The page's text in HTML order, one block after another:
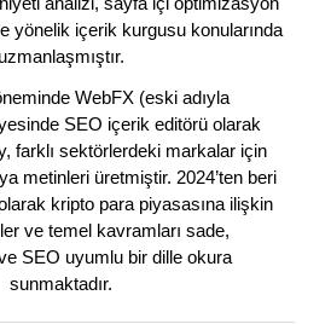
yönelik içerik kurgusu konularında
uzmanlaşmıştır.
WebFX (eski adıyla
SEO içerik editörü olarak
farklı sektörlerdeki markalar için
metinleri üretmiştir. 2024’ten beri
kripto para piyasasına ilişkin
ve temel kavramları sade,
SEO uyumlu bir dille okura
sunmaktadır.